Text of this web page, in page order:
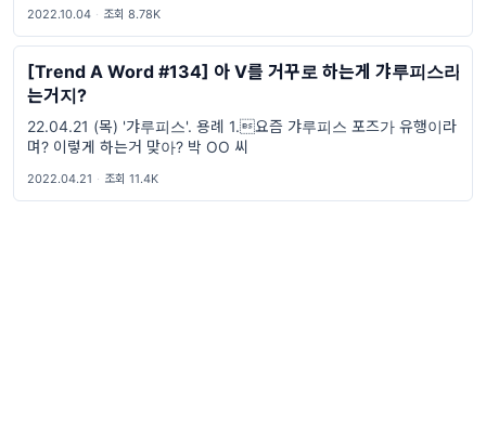
#밈추천 (22)
#하루휴재 (18)
2022.10.04 · 조회 8.78K
[Trend A Word #134] 아 V를 거꾸로 하는게 갸루피스라
는거지?
22.04.21 (목) '갸루피스'. 용례 1.요즘 갸루피스 포즈가 유행이라
며? 이렇게 하는거 맞아? 박 OO 씨
2022.04.21 · 조회 11.4K